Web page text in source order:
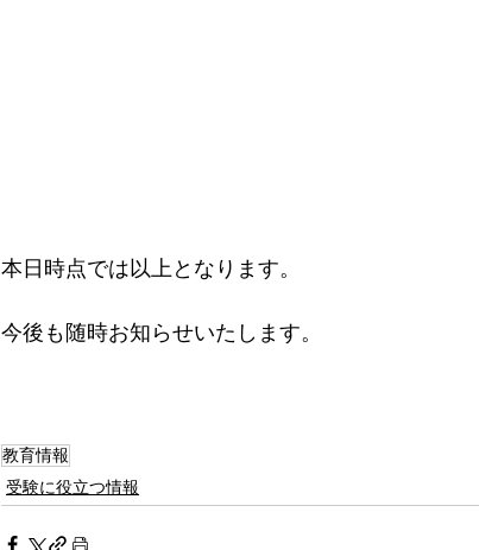
本日時点では以上となります。
今後も随時お知らせいたします。
教育情報
受験に役立つ情報